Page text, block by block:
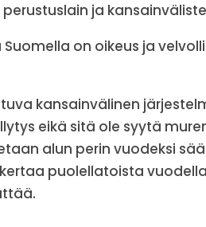
ja
on oikeus ja
kansainvälinen
eikä sitä ole syytä
alun perin vuodeksi
puolellatoista